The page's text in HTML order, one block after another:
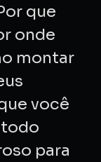
que
onde
montar
você
para